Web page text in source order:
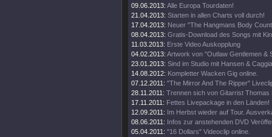
09.06.2013: Alle Europa Tourdaten!
21.04.2013: Starten in allen Charts voll durch!
17.04.2013: Neuer "The Hangmans Body
08.04.2013: Gratis-Download des Songs mit
11.03.2013: Erste Video Auskopplung
04.02.2013: Artwork von "Outlaw Gentlemen &
23.01.2013: Sind im Studio mit Hansen &
14.08.2012: Kompletter Wacken Gig online.
07.12.2011: "The Mirror And The Ripper"
28.11.2011: Trennen sich von Gitarrist Thomas
17.11.2011: Fettes Livepackage in den Länden!
12.09.2011: Im Herbst wieder auf Tour.
08.06.2011: Infos zur anstehenden DVD
05.04.2011: "16 Dollars" Videoclip online.